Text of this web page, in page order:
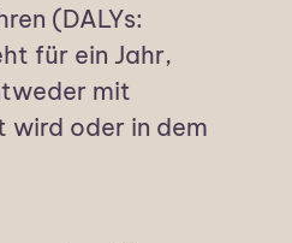
(DALYs:
für ein Jahr,
mit
wird oder in dem